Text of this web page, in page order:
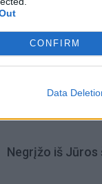
CONFIRM
Data
Pelių ir žiurkių
Negrįžo iš Jūros